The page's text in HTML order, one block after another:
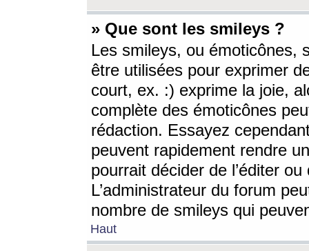
» Que sont les smileys ?
Les smileys, ou émoticônes,
être utilisées pour exprimer
court, ex. :) exprime la joie,
complète des émoticônes
rédaction. Essayez
peuvent rapidement rendre
pourrait décider de l’éditer
L’administrateur du forum
nombre de smileys qui
Haut